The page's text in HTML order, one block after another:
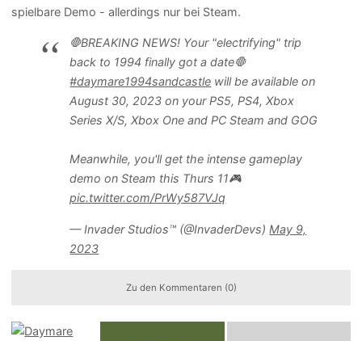
spielbare Demo - allerdings nur bei Steam.
🛑BREAKING NEWS! Your "electrifying" trip
back to 1994 finally got a date🛑
#daymare1994sandcastle will be available on
August 30, 2023 on your PS5, PS4, Xbox
Series X/S, Xbox One and PC Steam and GOG
Meanwhile, you'll get the intense gameplay
demo on Steam this Thurs 11🎮
pic.twitter.com/PrWy587VJq
— Invader Studios™ (@InvaderDevs) May 9,
2023
Zu den Kommentaren (0)